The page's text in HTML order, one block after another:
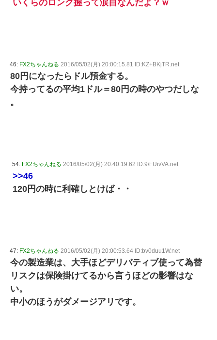
いくらのロング握って涙目なんだよ？ｗ
46: FX2ちゃんねる 2016/05/02(月) 20:00:15.81 ID:KZ+BKjTR.net
80円になったらドル預金する。
今持ってるの平均1ドル＝80円の時のやつだしな
。
54: FX2ちゃんねる 2016/05/02(月) 20:40:19.62 ID:9/FUivVA.net
>>46
120円の時に利確しとけば・・
47: FX2ちゃんねる 2016/05/02(月) 20:00:53.64 ID:bv0duu1W.net
今の製造業は、大手ほどデリバティブ使って為替
リスクは保険掛けてるから言うほどの影響はな
い。
中小のほうがダメージアリです。